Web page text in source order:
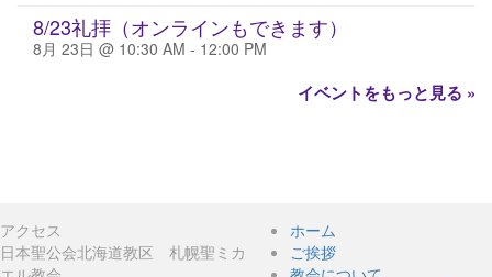
8/23礼拝（オンラインもできます）
8月 23日 @ 10:30 AM - 12:00 PM
イベントをもっと見る »
アクセス
日本聖公会北海道教区 札幌聖ミカ
ホーム
ご挨拶